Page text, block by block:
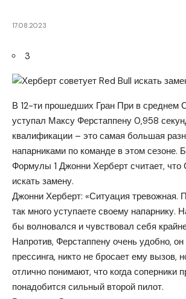
17.08.2023
3
В 12-ти прошедших Гран При в среднем
уступал Максу Ферстаппену 0,958
квалификации – это самая большая
напарниками по команде в этом сезоне.
Формулы 1 Джонни Херберт считает, что
искать замену.
Джонни Херберт: «Ситуация тревожная.
так много уступаете своему напарнику.
бы волновался и чувствовал себя
Напротив, Ферстаппену очень удобно, он
прессинга, никто не бросает ему вызов,
отлично понимают, что когда соперники
понадобится сильный второй пилот.